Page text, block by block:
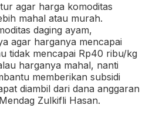
agar harga komoditas
mahal atau murah.
daging ayam,
agar harganya mencapai
tidak mencapai Rp40 ribu/kg
harganya mahal, nanti
memberikan subsidi
diambil dari dana anggaran
Zulkifli Hasan.